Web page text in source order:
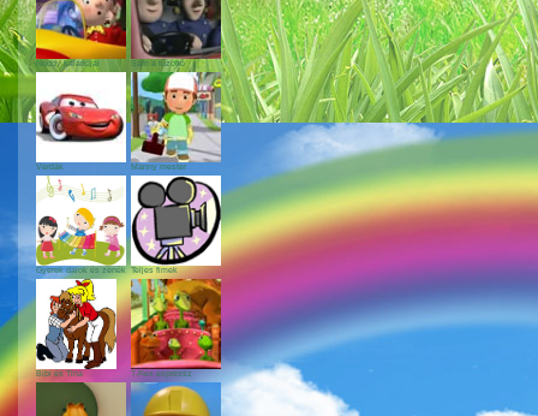
Noddy kalandjai Sam a tűzoltó
Verdák Manny mester
Gyerek dalok és zenék Teljes fimek
Bibi és Tina T-Rex expressz